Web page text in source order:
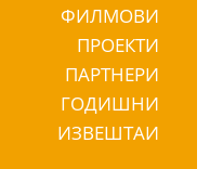
ФИЛМОВИ
ПРОЕКТИ
ПАРТНЕРИ
ГОДИШНИ
ИЗВЕШТАИ